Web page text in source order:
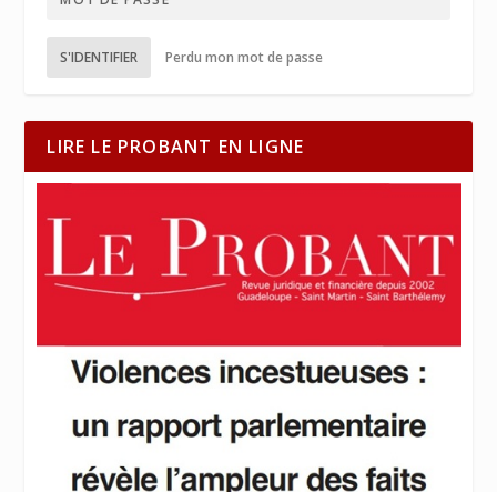
S'IDENTIFIER Perdu mon mot de passe
LIRE LE PROBANT EN LIGNE